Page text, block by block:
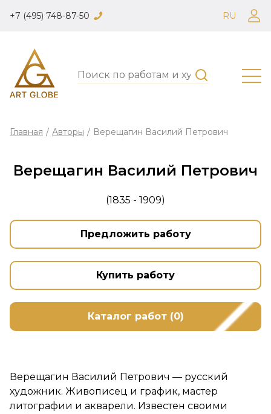
+7 (495) 748-87-50 RU
Главная / Авторы / Верещагин Василий Петрович
Верещагин Василий Петрович
(1835 - 1909)
Предложить работу
Купить работу
Каталог работ (0)
Верещагин Василий Петрович — русский
художник. Живописец и график, мастер
литографии и акварели. Известен своими